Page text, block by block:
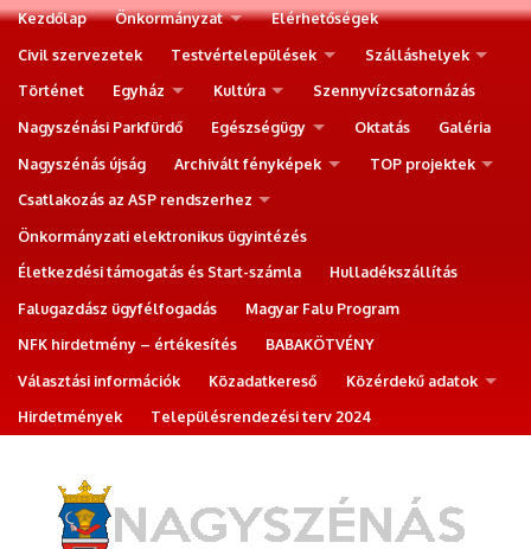
Kezdőlap Önkormányzat
Elérhetőségek
Civil szervezetek
Testvértelepülések
Szálláshelyek
Történet
Egyház Kultúra
Szennyvízcsatornázás
Nagyszénási Parkfürdő
Egészségügy Oktatás
Galéria
Nagyszénás újság
Archivált fényképek
TOP projektek
Csatlakozás az ASP rendszerhez
Önkormányzati elektronikus ügyintézés
Életkezdési támogatás és Start-számla
Hulladékszállítás
Falugazdász ügyfélfogadás
Magyar Falu Program
NFK hirdetmény – értékesítés
BABAKÖTVÉNY
Választási információk
Közadatkereső
Közérdekű adatok
Hirdetmények
Településrendezési terv 2024